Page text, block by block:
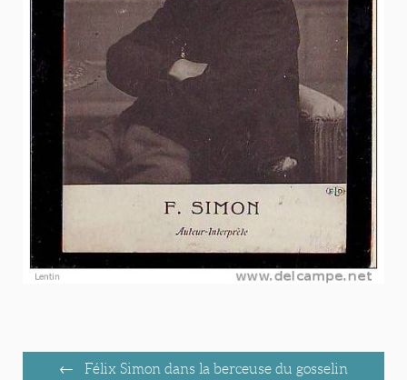
Félix Simon dans la berceuse du gosselin